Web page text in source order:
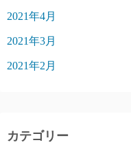
2021年4月
2021年3月
2021年2月
カテゴリー